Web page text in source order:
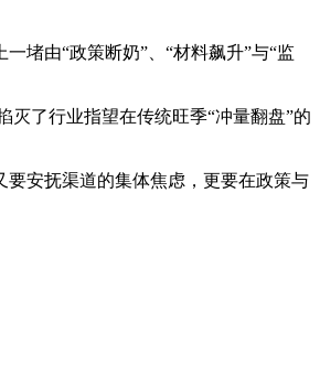
堵由“政策断奶”、“材料飙升”与“监
灭了行业指望在传统旺季“冲量翻盘”的
安抚渠道的集体焦虑，更要在政策与